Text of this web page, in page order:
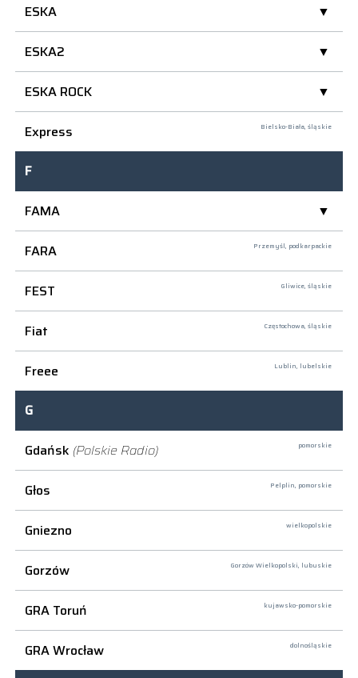
ESKA
ESKA2
ESKA ROCK
Express
Bielsko-Biała, śląskie
F
FAMA
FARA
Przemyśl, podkarpackie
FEST Gliwice, śląskie
Fiat Częstochowa, śląskie
Freee Lublin, lubelskie
G
Gdańsk (Polskie Radio) pomorskie
Głos Pelplin, pomorskie
Gniezno wielkopolskie
Gorzów Gorzów Wielkopolski, lubuskie
GRA Toruń kujawsko-pomorskie
GRA Wrocław dolnośląskie